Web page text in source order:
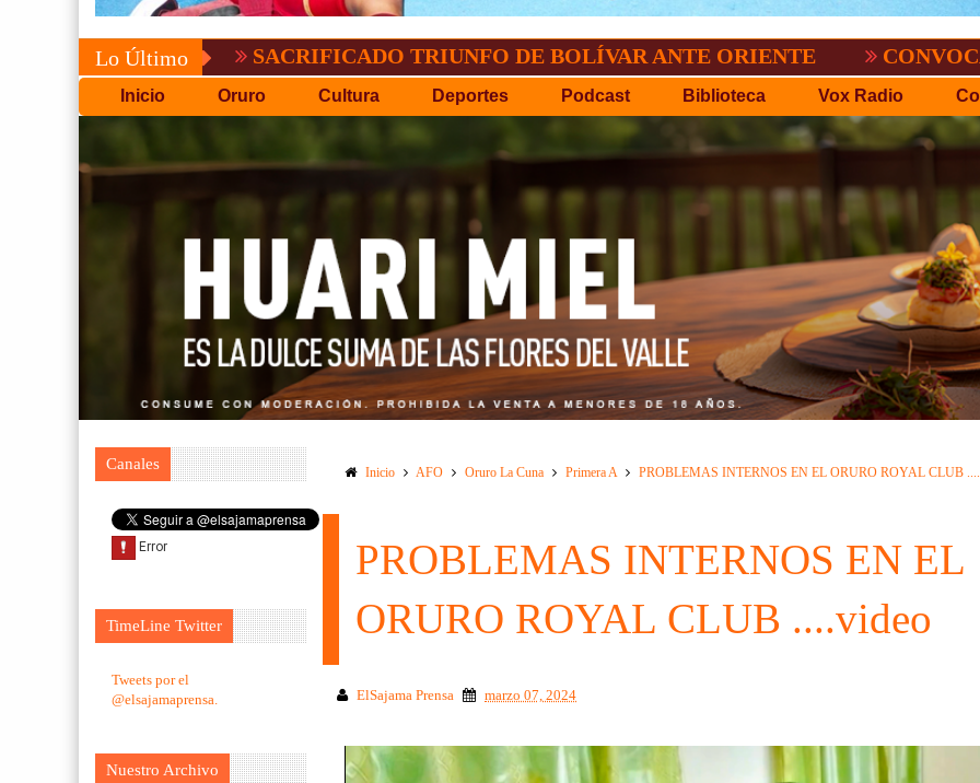
Lo ÚltimoSACRIFICADO TRIUNFO DE BOLÍVAR ANTE ORIENTE CONVOCATORIA
Inicio Oruro Cultura Deportes Podcast Biblioteca Vox Radio
Canales
TimeLine Twitter
Tweets por el
@elsajamaprensa.
Nuestro Archivo
Inicio AFO Oruro La Cuna Primera A PROBLEMAS INTERNOS EN EL ORURO ROYAL CLUB
PROBLEMAS INTERNOS EN EL
ORURO ROYAL CLUB ....video
ElSajama Prensa marzo 07, 2024